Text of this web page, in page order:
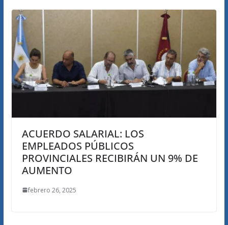
ACUERDO SALARIAL: LOS
EMPLEADOS PÚBLICOS
PROVINCIALES RECIBIRÁN UN 9% DE
AUMENTO
febrero 26, 2025